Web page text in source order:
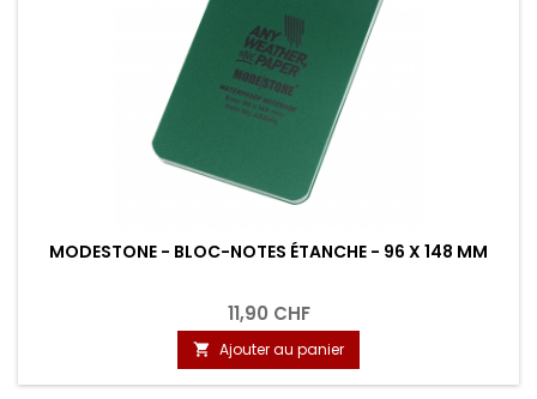
MODESTONE - BLOC-NOTES ÉTANCHE - 96 X 148 MM
11,90 CHF
 Ajouter au panier